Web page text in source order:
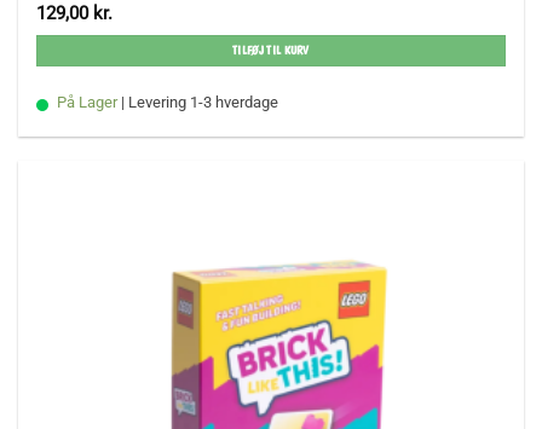
129,00 kr.
TILFØJ TIL KURV
På Lager | Levering 1-3 hverdage